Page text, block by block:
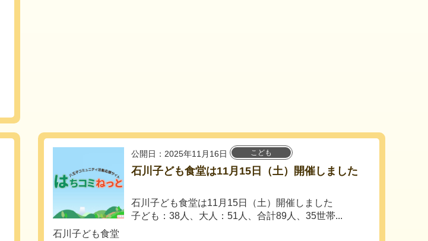
公開日：2025年11月16日 こども
石川子ども食堂は11月15日（土）開催しました
石川子ども食堂は11月15日（土）開催しました
子ども：38人、大人：51人、合計89人、35世帯...
石川子ども食堂